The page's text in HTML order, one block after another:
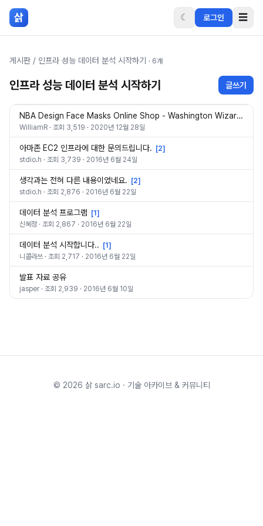
본문 바로가기
삵 ☾ 로그인 ☰
게시판 / 인프라 성능 데이터 분석 시작하기 · 6개
인프라 성능 데이터 분석 시작하기 글쓰기
NBA Design Face Masks Online Shop - Washington Wizards
WilliamR · 조회 3,519 · 2020년 12월 28일
아마존 EC2 인프라에 대한 문의드립니다. [2]
stdio.h · 조회 3,739 · 2016년 6월 24일
생각과는 전혀 다른 내용이었네요. [2]
stdio.h · 조회 2,876 · 2016년 6월 22일
데이터 분석 프로그램 [1 ]
신혜정 · 조회 2,867 · 2016년 6월 22일
데이터 분석 시작합니다.. [1 ]
니콜라쓰 · 조회 2,717 · 2016년 6월 22일
발표 자료 공유
jasper · 조회 2,939 · 2016년 6월 10일
© 2026 삵 sarc.io · 기술 아카이브 & 커뮤니티